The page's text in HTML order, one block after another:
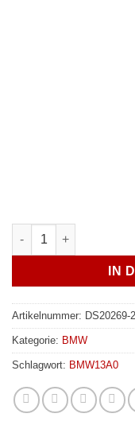
JXB CNC Upgrade
IN
Artikelnummer: DS20269-2
Kategorie: BMW
Schlagwort: BMW13A0